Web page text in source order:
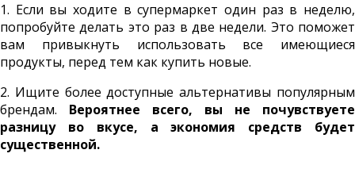
1. Если вы ходите в супермаркет один раз в неделю,
попробуйте делать это раз в две недели. Это поможет
вам привыкнуть использовать все имеющиеся
продукты, перед тем как купить новые.
2. Ищите более доступные альтернативы популярным
брендам. Вероятнее всего, вы не почувствуете
разницу во вкусе, а экономия средств будет
существенной.